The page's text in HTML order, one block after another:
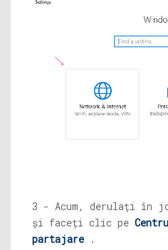
3 - Acum, derulați în
și faceți clic pe
partajare .